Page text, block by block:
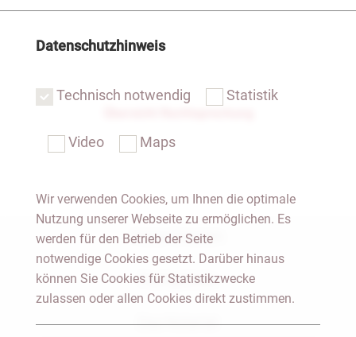
Notar Dresden
Fachgebiete
Das Notariat
Datenschutzhinweis
Technisch notwendig Statistik
Video Maps
Wir verwenden Cookies, um Ihnen die optimale
Nutzung unserer Webseite zu ermöglichen. Es
werden für den Betrieb der Seite
notwendige Cookies gesetzt. Darüber hinaus
können Sie Cookies für Statistikzwecke
zulassen oder allen Cookies direkt zustimmen.